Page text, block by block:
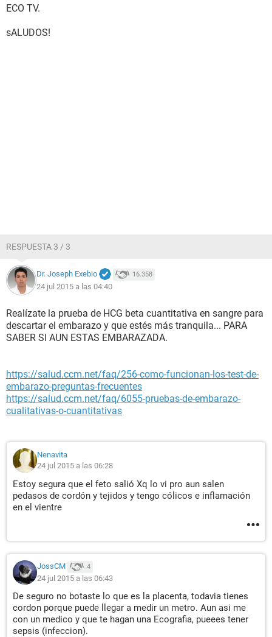
ECO TV.
sALUDOS!
RESPUESTA 3 / 3
Dr. Joseph Exebio 16.358
24 jul 2015 a las 04:40
Realízate la prueba de HCG beta cuantitativa en sangre para
descartar el embarazo y que estés más tranquila... PARA
SABER SI AUN ESTAS EMBARAZADA.
https://salud.ccm.net/faq/256-como-funcionan-los-test-de-
embarazo-preguntas-frecuentes
https://salud.ccm.net/faq/6055-pruebas-de-embarazo-
cualitativas-o-cuantitativas
Nenavita
24 jul 2015 a las 06:28
Estoy segura que el feto salió Xq lo vi pro aun salen
pedasos de cordón y tejidos y tengo cólicos e inflamación
en el vientre
JossCM 4
24 jul 2015 a las 06:43
De seguro no botaste lo que es la placenta, todavia tienes
cordon porque puede llegar a medir un metro. Aun asi me
con un medico y que te hagan una Ecografia, pueees tener
sepsis (infeccion).